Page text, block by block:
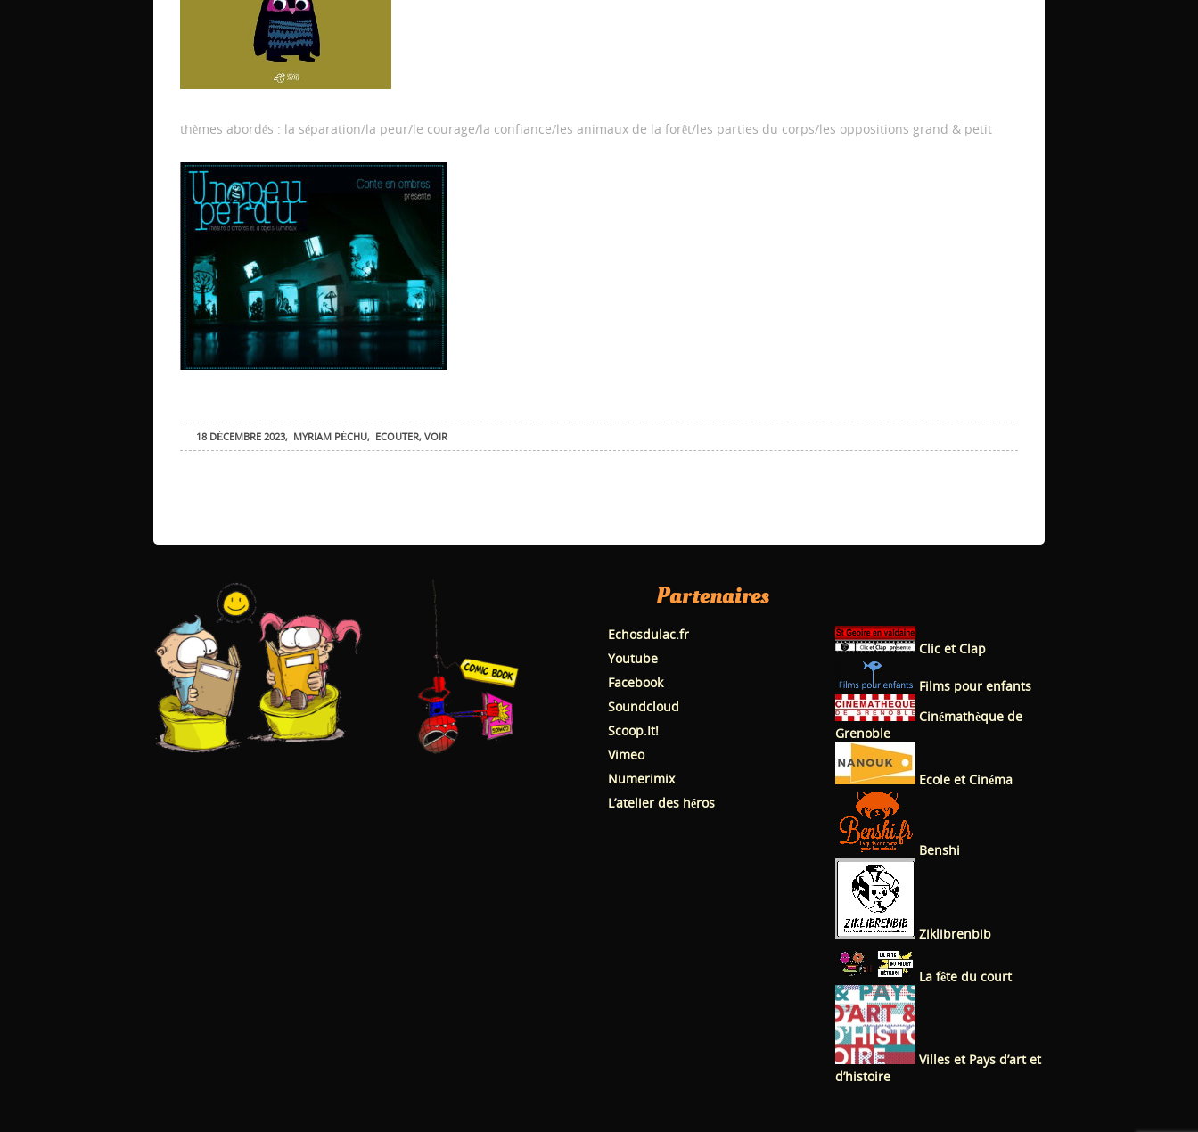
thèmes abordés : la séparation/la peur/le courage/la confiance/les animaux de la forêt/les parties du corps/les oppositions grand & petit
18 DÉCEMBRE 2023, MYRIAM PÉCHU, ECOUTER, VOIR
Partenaires
Echosdulac.fr
Youtube
Facebook
Soundcloud
Scoop.It!
Vimeo
Numerimix
L’atelier des héros
Clic et Clap
Films pour enfants
Cinémathèque de
Grenoble
Ecole et Cinéma
Benshi
Ziklibrenbib
La fête du court
Villes et Pays d’art et
d’histoire